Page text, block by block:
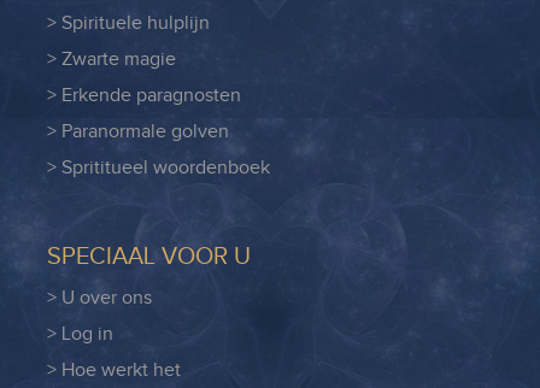
> Spirituele hulplijn
> Zwarte magie
> Erkende paragnosten
> Paranormale golven
> Sprititueel woordenboek
SPECIAAL VOOR U
> U over ons
> Log in
> Hoe werkt het